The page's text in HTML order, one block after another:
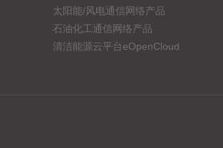
太阳能/风电通信网络产品
石油化工通信网络产品
清洁能源云平台eOpenCloud